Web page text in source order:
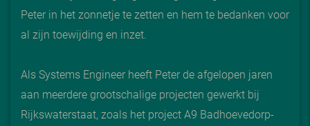
Peter in het zonnetje te zetten en hem te bedanken voor
al zijn toewijding en inzet.
Als Systems Engineer heeft Peter de afgelopen jaren
aan meerdere grootschalige projecten gewerkt bij
Rijkswaterstaat, zoals het project A9 Badhoevedorp-